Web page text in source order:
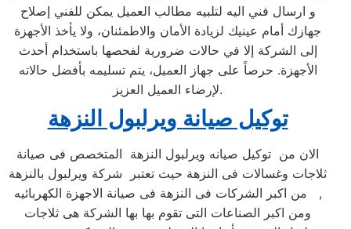
و ارسال فني اليه لتلبيه مطالب العميل يمكن للفني إصلاح
جهازك أمام عينيك لزيادة الأمان والاطمئنان، ولا يأخذ الأجهزة
إلى الشركة إلا في حالات ضرورية لفحصها باستخدام أحدث
الأجهزة. حرصاً على جهاز العميل، يتم تسليمه بأفضل حالاته
لإرضاء العميل العزيز.
توكيل صيانة ويرلبول النزهة
الان من توكيل صيانه ويرلبول النزهة المتخصص فى صيانة
ثلاجات وغسالات فى النزهة حيث تعتبر شركة ويرلبول بالنزهة
من اكبر الشركات فى النزهة فى صيانة الاجهزة الكهربائيه ,
ومن اكبر الصناعات التى تقوم بها بها الشركة هى ثلاجات